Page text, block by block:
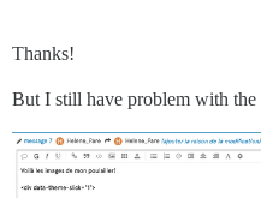
Thanks!
But I still have problem with the